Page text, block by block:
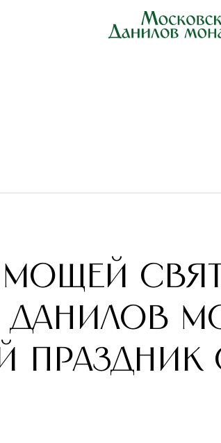
В ДАНИЛОВ МОНАСТЫРЬ И
мощей
праздник